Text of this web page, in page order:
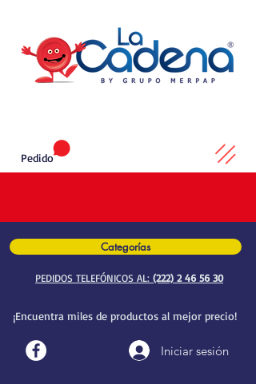
Categorías
PEDIDOS TELEFÓNICOS AL: (222) 2 46 56 30
¡Encuentra miles de productos al mejor precio!
Iniciar sesión
Pedido